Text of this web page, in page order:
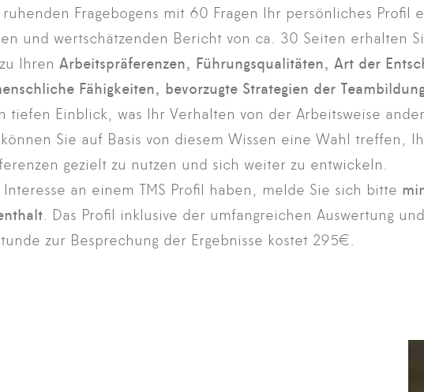
ruhenden Fragebogens mit 60 Fragen Ihr persönliches Profil
und wertschätzenden Bericht von ca. 30 Seiten erhalten
Ihren Arbeitspräferenzen, Führungsqualitäten, Art der
Fähigkeiten, bevorzugte Strategien der
tiefen Einblick, was Ihr Verhalten von der Arbeitsweise
können Sie auf Basis von diesem Wissen eine Wahl treffen,
gezielt zu nutzen und sich weiter zu entwickeln.
Interesse an einem TMS Profil haben, melde Sie sich bitte
. Das Profil inklusive der umfangreichen Auswertung
zur Besprechung der Ergebnisse kostet 295€.